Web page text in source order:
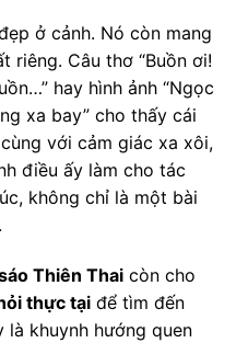
ở cảnh. Nó còn mang
riêng. Câu thơ “Buồn ơi!
hay hình ảnh “Ngọc
xa bay” cho thấy cái
với cảm giác xa xôi,
điều ấy làm cho tác
không chỉ là một bài
Thiên Thai còn cho
thực tại để tìm đến
là khuynh hướng quen